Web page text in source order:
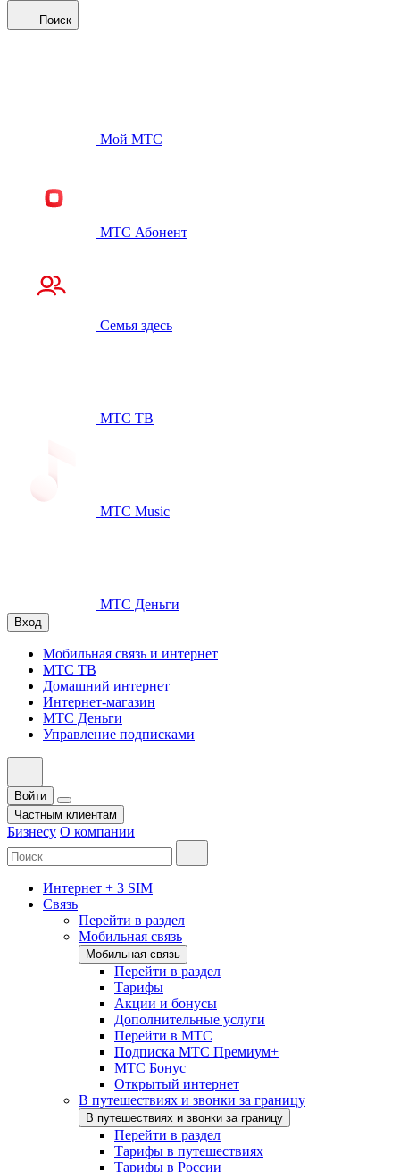
Поиск
Мой МТС
МТС Абонент
Семья здесь
МТС ТВ
МТС Music
МТС Деньги
Вход
Мобильная связь и интернет
МТС ТВ
Домашний интернет
Интернет-магазин
МТС Деньги
Управление подписками
Войти
Частным клиентам
Бизнесу О компании
Интернет + 3 SIM
Связь
Перейти в раздел
Мобильная связь
Мобильная связь
Перейти в раздел
Тарифы
Акции и бонусы
Дополнительные услуги
Перейти в МТС
Подписка МТС Премиум+
МТС Бонус
Открытый интернет
В путешествиях и звонки за границу
В путешествиях и звонки за границу
Перейти в раздел
Тарифы в путешествиях
Тарифы в России